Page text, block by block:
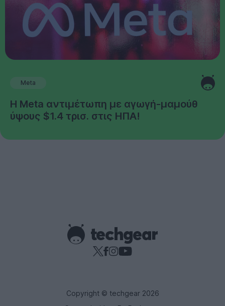
Meta
Η Meta αντιμέτωπη με αγωγή-μαμούθ
ύψους $1.4 τρισ. στις ΗΠΑ!
Copyright © techgear 2026